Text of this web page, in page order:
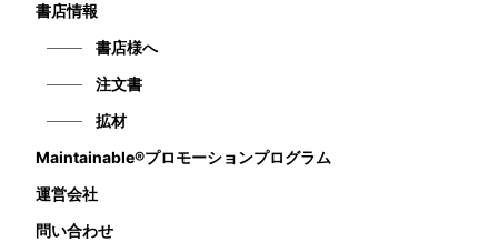
書店情報
書店様へ
注文書
拡材
Maintainable®プロモーションプログラム
運営会社
問い合わせ